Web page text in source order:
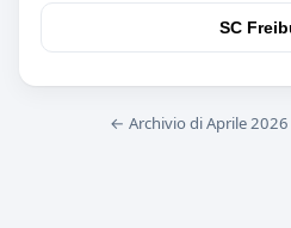
SC
← Archivio di Aprile 2026